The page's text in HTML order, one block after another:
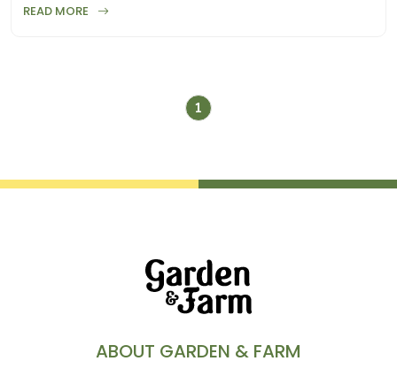
READ MORE
1
ABOUT GARDEN & FARM